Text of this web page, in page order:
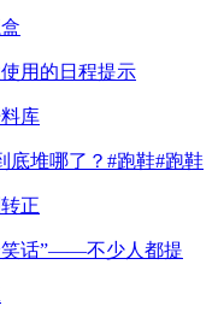
用的日程提示
库
底堆哪了？#跑鞋#跑鞋
正
笑话”——不少人都提